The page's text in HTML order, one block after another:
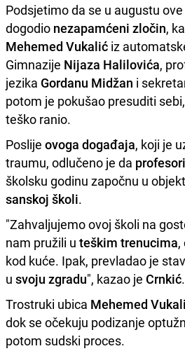
Podsjetimo da se u augustu
dogodio nezapamćeni zločin,
Mehemed Vukalić iz
Gimnazije Nijaza Halilovića,
jezika Gordanu Midžan i
potom je pokušao presuditi
teško ranio.
Poslije ovoga događaja, koji je
traumu, odlučeno je da
školsku godinu započnu u
sanskoj školi.
"Zahvaljujemo ovoj školi na
nam pružili u teškim trenucima,
kod kuće. Ipak, prevladao je
u svoju zgradu", kazao je Crnkić.
Trostruki ubica Mehemed
dok se očekuju podizanje
potom sudski proces.